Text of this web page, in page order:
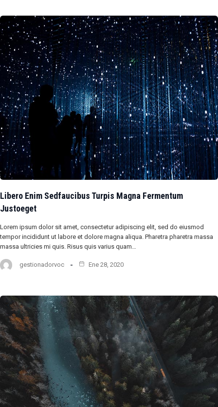
Libero Enim Sedfaucibus Turpis Magna Fermentum
Justoeget
Lorem ipsum dolor sit amet, consectetur adipiscing elit, sed do eiusmod
tempor incididunt ut labore et dolore magna aliqua. Pharetra pharetra massa
massa ultricies mi quis. Risus quis varius quam…
gestionadorvoc Ene 28, 2020